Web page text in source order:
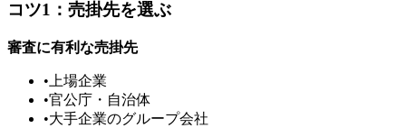
コツ1：売掛先を選ぶ
審査に有利な売掛先
• 上場企業
•官公庁・自治体
•大手企業のグループ会社